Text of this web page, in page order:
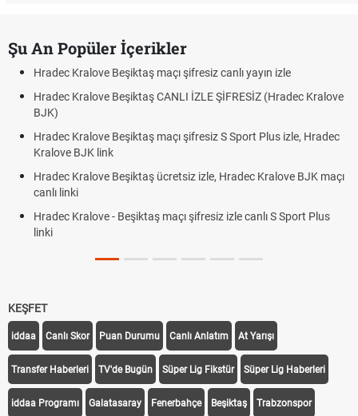
Şu An Popüler İçerikler
Hradec Kralove Beşiktaş maçı şifresiz canlı yayın izle
Hradec Kralove Beşiktaş CANLI İZLE ŞİFRESİZ (Hradec Kralove
BJK)
Hradec Kralove Beşiktaş maçı şifresiz S Sport Plus izle, Hradec
Kralove BJK link
Hradec Kralove Beşiktaş ücretsiz izle, Hradec Kralove BJK maçı
canlı linki
Hradec Kralove - Beşiktaş maçı şifresiz izle canlı S Sport Plus
linki
KEŞFET
iddaa Canlı Skor Puan Durumu Canlı Anlatım At Yarışı
Transfer Haberleri TV'de Bugün Süper Lig Fikstür Süper Lig Haberleri
iddaa Programı Galatasaray Fenerbahçe Beşiktaş Trabzonspor